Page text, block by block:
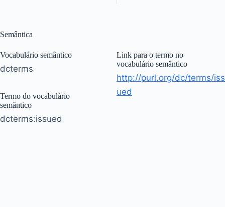
Semântica
Vocabulário semântico
dcterms
Termo do vocabulário
semântico
dcterms:issued
Link para o termo no
vocabulário semântico
http://purl.org/dc/terms/iss
ued